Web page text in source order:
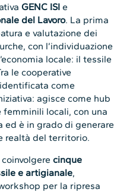
GENC ISIe
del Lavoro. La prima
e valutazione dei
con l’individuazione
locale: il tessile
le cooperative
come
agisce come hub
locali, con una
ed è in grado di generare
realtà del territorio.
coinvolgerecinque
e artigianale,
per la ripresa